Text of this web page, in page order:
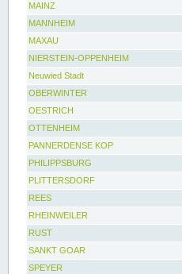
MAINZ
MANNHEIM
MAXAU
NIERSTEIN-OPPENHEIM
Neuwied Stadt
OBERWINTER
OESTRICH
OTTENHEIM
PANNERDENSE KOP
PHILIPPSBURG
PLITTERSDORF
REES
RHEINWEILER
RUST
SANKT GOAR
SPEYER